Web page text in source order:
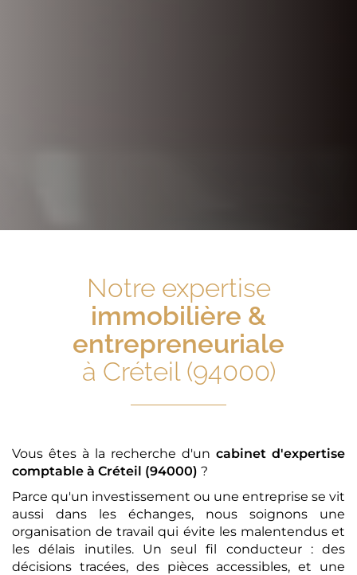
Notre expertise
immobilière &
entrepreneuriale
à Créteil (94000)
Vous êtes à la recherche d'un cabinet d'expertise
comptable à Créteil (94000) ?
Parce qu'un investissement ou une entreprise se vit
aussi dans les échanges, nous soignons une
organisation de travail qui évite les malentendus et
les délais inutiles. Un seul fil conducteur : des
décisions tracées, des pièces accessibles, et une